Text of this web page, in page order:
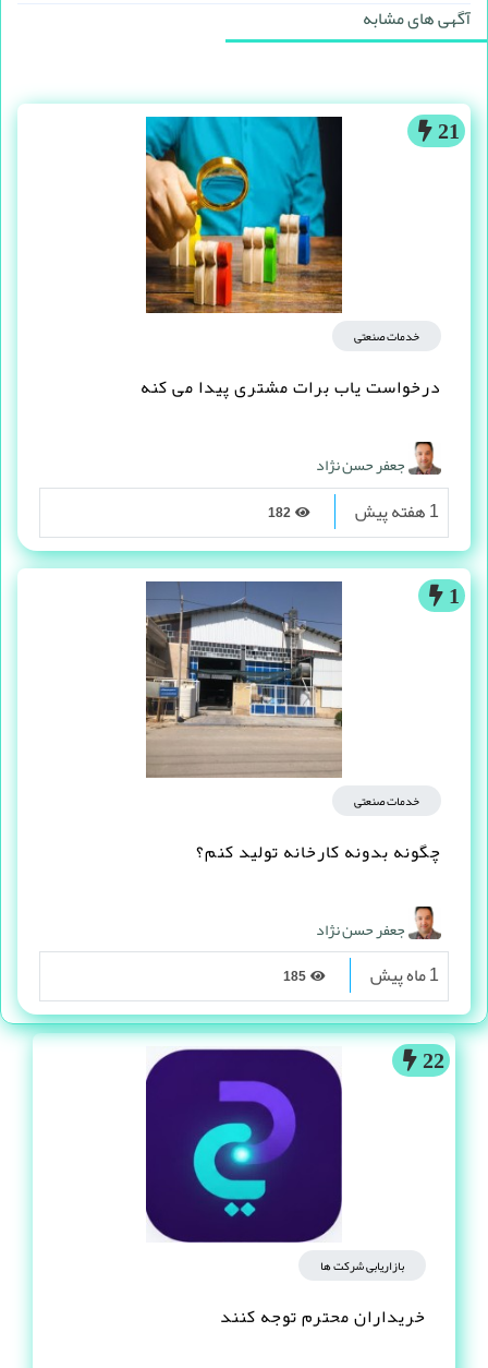
22
بازاریابی شرکت ها
خریداران محترم توجه کنند
آگهی های مشابه
21
خدمات صنعتی
درخواست یاب برات مشتری پیدا می کنه
جعفر حسن نژاد
1 هفته پیش
1
خدمات صنعتی
چگونه بدونه کارخانه تولید کنم؟
جعفر حسن نژاد
1 ماه پیش